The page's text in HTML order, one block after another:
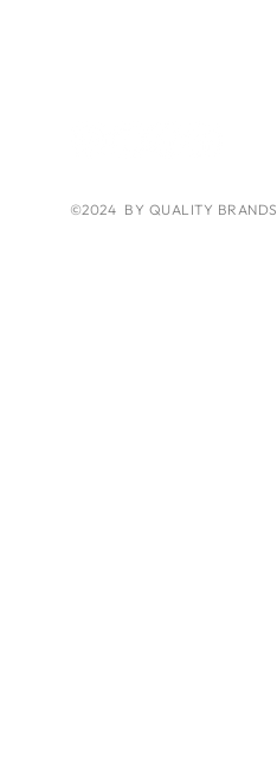
©2024 BY QUALITY BRANDS